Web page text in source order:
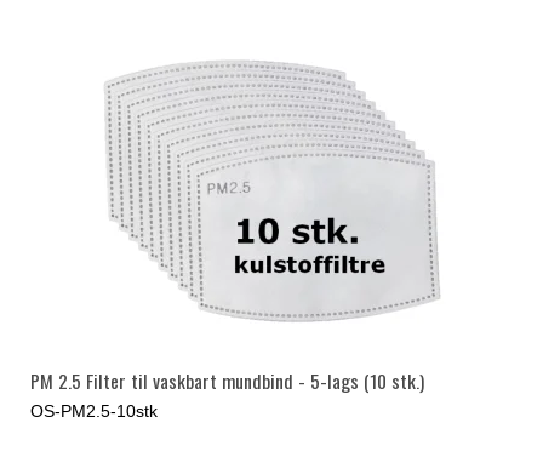
PM 2.5 Filter til vaskbart mundbind - 5-lags (10 stk.)
OS-PM2.5-10stk